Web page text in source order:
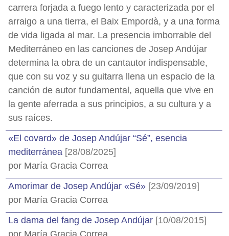
carrera forjada a fuego lento y caracterizada por el
arraigo a una tierra, el Baix Empordà, y a una forma
de vida ligada al mar. La presencia imborrable del
Mediterráneo en las canciones de Josep Andújar
determina la obra de un cantautor indispensable,
que con su voz y su guitarra llena un espacio de la
canción de autor fundamental, aquella que vive en
la gente aferrada a sus principios, a su cultura y a
sus raíces.
«El covard» de Josep Andújar “Sé”, esencia
mediterránea [28/08/2025]
por María Gracia Correa
Amorimar de Josep Andújar «Sé» [23/09/2019]
por María Gracia Correa
La dama del fang de Josep Andújar [10/08/2015]